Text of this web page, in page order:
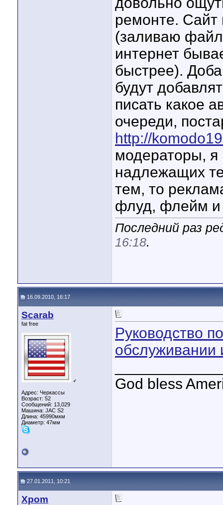
ремонте. Сайт
(заливаю
интернет
быстрее).
будут
писать какое
очереди,
http://
модераторы, я
надлежащих
тем, то
флуд, флейм и
Последний раз
16:18.
16.09.2010, 16:17
Scarab
fat free
♂
Адрес: Черкассы
Возраст: 52
Сообщений: 13,029
Машина: JAC S2
Длина: 45990мкм
Диаметр: 47мм
Руководство
обслуживании
God bless
27.01.2011, 10:21
Xpom